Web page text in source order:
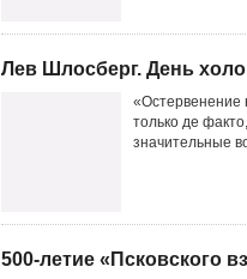
Лев Шлосберг. День
«Остервенение
только де
значительные
500-летие «Псковского